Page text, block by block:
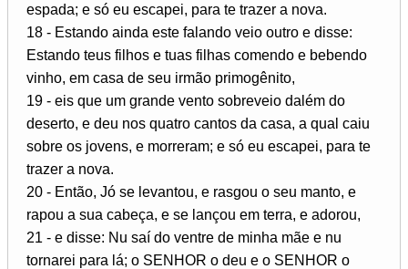
espada; e só eu escapei, para te trazer a nova.
18 - Estando ainda este falando veio outro e disse:
Estando teus filhos e tuas filhas comendo e bebendo
vinho, em casa de seu irmão primogênito,
19 - eis que um grande vento sobreveio dalém do
deserto, e deu nos quatro cantos da casa, a qual caiu
sobre os jovens, e morreram; e só eu escapei, para te
trazer a nova.
20 - Então, Jó se levantou, e rasgou o seu manto, e
rapou a sua cabeça, e se lançou em terra, e adorou,
21 - e disse: Nu saí do ventre de minha mãe e nu
tornarei para lá; o SENHOR o deu e o SENHOR o